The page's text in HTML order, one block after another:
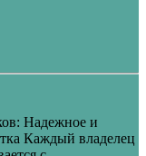
Надежное и
Каждый владелец